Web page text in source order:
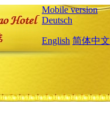
Mobile version
Deutsch
English 简体中文